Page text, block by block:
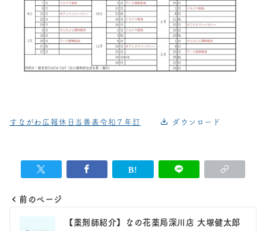
すながわ広報休日当番表令和７年訂 ダウンロード
前のページ
【薬剤師紹介】なの花薬局深川店 大塚健太郎